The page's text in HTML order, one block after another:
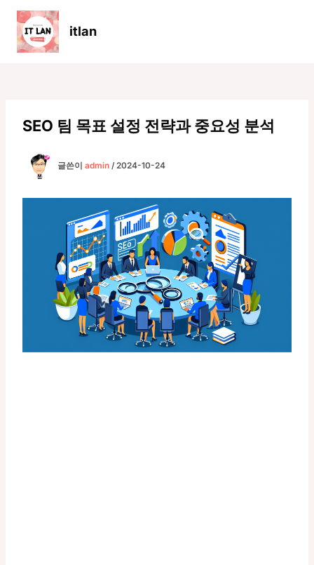
itlan
SEO 팀 목표 설정 전략과 중요성 분석
글쓴이 admin /2024-10-24